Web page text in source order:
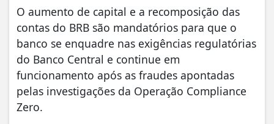
O aumento de capital e a recomposição das
contas do BRB são mandatórios para que o
banco se enquadre nas exigências regulatórias
do Banco Central e continue em
funcionamento após as fraudes apontadas
pelas investigações da Operação Compliance
Zero.